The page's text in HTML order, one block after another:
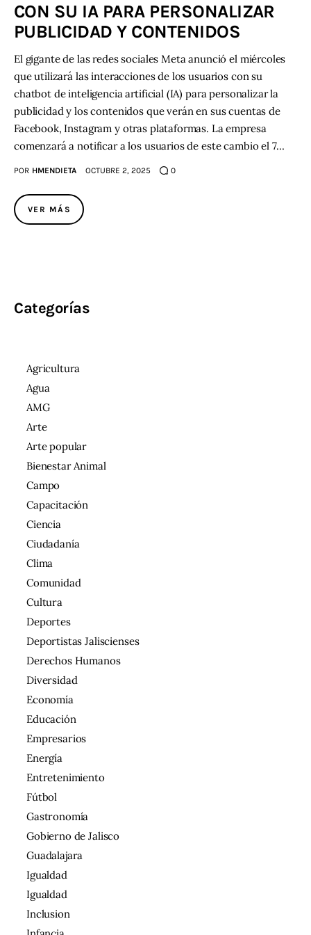
Contacto
CON SU IA PARA PERSONALIZAR
PUBLICIDAD Y CONTENIDOS
El gigante de las redes sociales Meta anunció el miércoles
que utilizará las interacciones de los usuarios con su
chatbot de inteligencia artificial (IA) para personalizar la
publicidad y los contenidos que verán en sus cuentas de
Facebook, Instagram y otras plataformas. La empresa
comenzará a notificar a los usuarios de este cambio el 7…
POR HMENDIETA OCTUBRE 2, 2025 0
VER MÁS
Categorías
Agricultura
Agua
AMG
Arte
Arte popular
Bienestar Animal
Campo
Capacitación
Ciencia
Ciudadanía
Clima
Comunidad
Cultura
Deportes
Deportistas Jaliscienses
Derechos Humanos
Diversidad
Economía
Educación
Empresarios
Energía
Entretenimiento
Fútbol
Gastronomía
Gobierno de Jalisco
Guadalajara
Igualdad
Igualdad
Inclusion